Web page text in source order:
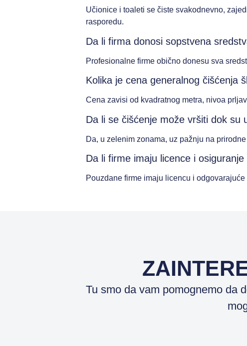
Učionice i toaleti se čiste svakodnevno,
rasporedu.
Da li firma donosi sopstvena
Profesionalne firme obično donesu sva
Kolika je cena generalnog čišćenja
Cena zavisi od kvadratnog metra, nivoa
Da li se čišćenje može vršiti dok su
Da, u zelenim zonama, uz pažnju na
Da li firme imaju licence i
Pouzdane firme imaju licencu i
Tu smo da vam pomognemo da